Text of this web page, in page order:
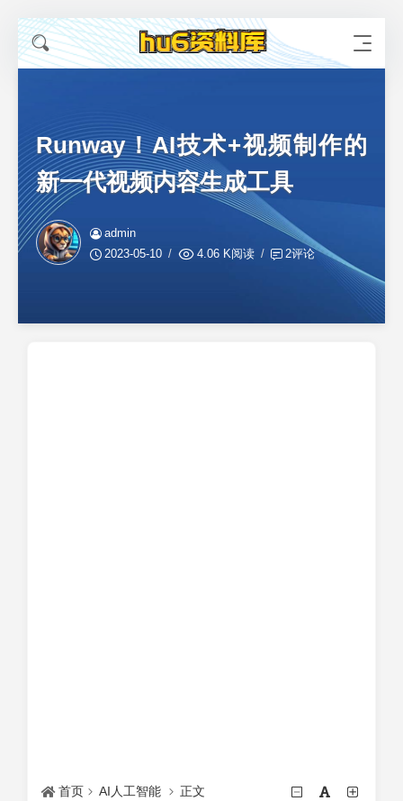
Runway！AI技术+视频制作的
新一代视频内容生成工具
admin
2023-05-10
4.06 K阅读 2评论
首页 AI人工智能 正文